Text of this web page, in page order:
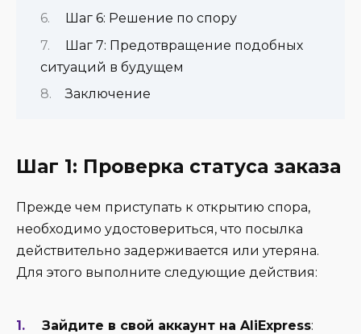
Шаг 6: Решение по спору
Шаг 7: Предотвращение подобных
ситуаций в будущем
Заключение
Шаг 1: Проверка статуса заказа
Прежде чем приступать к открытию спора,
необходимо удостовериться, что посылка
действительно задерживается или утеряна.
Для этого выполните следующие действия:
Зайдите в свой аккаунт на AliExpress: